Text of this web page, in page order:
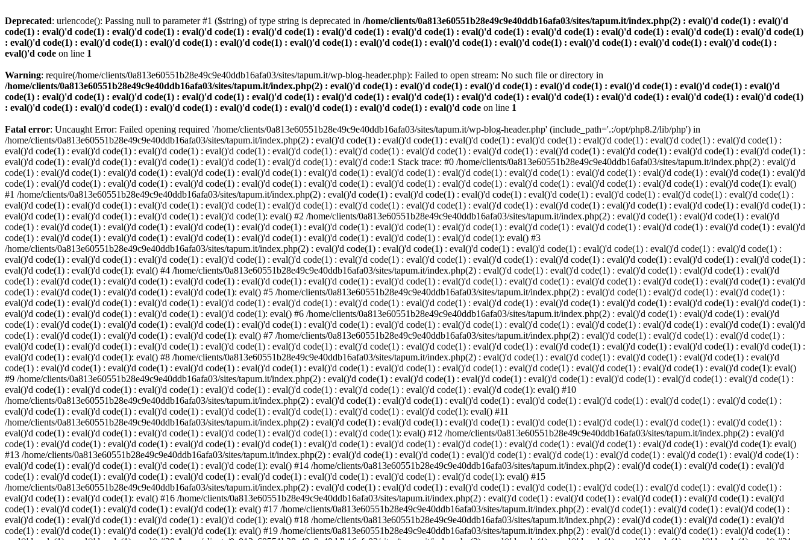
Deprecated: urlencode(): Passing null to parameter #1 ($string) of type string is deprecated in /home/clients/0a813e60551b28e49c9e40ddb16afa03/sites/tapum.it/index.php(2) : eval()'d code(1) : eval()'d
code(1) : eval()'d code(1) : eval()'d code(1) : eval()'d code(1) : eval()'d code(1) : eval()'d code(1) : eval()'d code(1) : eval()'d code(1) : eval()'d code(1) : eval()'d code(1) : eval()'d code(1) : eval()'d code(1)
: eval()'d code(1) : eval()'d code(1) : eval()'d code(1) : eval()'d code(1) : eval()'d code(1) : eval()'d code(1) : eval()'d code(1) : eval()'d code(1) : eval()'d code(1) : eval()'d code(1) : eval()'d code(1) :
eval()'d code on line 1
Warning: require(/home/clients/0a813e60551b28e49c9e40ddb16afa03/sites/tapum.it/wp-blog-header.php): Failed to open stream: No such file or directory in
/home/clients/0a813e60551b28e49c9e40ddb16afa03/sites/tapum.it/index.php(2) : eval()'d code(1) : eval()'d code(1) : eval()'d code(1) : eval()'d code(1) : eval()'d code(1) : eval()'d code(1) : eval()'d
code(1) : eval()'d code(1) : eval()'d code(1) : eval()'d code(1) : eval()'d code(1) : eval()'d code(1) : eval()'d code(1) : eval()'d code(1) : eval()'d code(1) : eval()'d code(1) : eval()'d code(1) : eval()'d code(1)
: eval()'d code(1) : eval()'d code(1) : eval()'d code(1) : eval()'d code(1) : eval()'d code(1) : eval()'d code(1) : eval()'d code on line 1
Fatal error: Uncaught Error: Failed opening required '/home/clients/0a813e60551b28e49c9e40ddb16afa03/sites/tapum.it/wp-blog-header.php' (include_path='.:/opt/php8.2/lib/php') in
/home/clients/0a813e60551b28e49c9e40ddb16afa03/sites/tapum.it/index.php(2) : eval()'d code(1) : eval()'d code(1) : eval()'d code(1) : eval()'d code(1) : eval()'d code(1) : eval()'d code(1) : eval()'d code(1) :
eval()'d code(1) : eval()'d code(1) : eval()'d code(1) : eval()'d code(1) : eval()'d code(1) : eval()'d code(1) : eval()'d code(1) : eval()'d code(1) : eval()'d code(1) : eval()'d code(1) : eval()'d code(1) : eval()'d code(1) :
eval()'d code(1) : eval()'d code(1) : eval()'d code(1) : eval()'d code(1) : eval()'d code(1) : eval()'d code:1 Stack trace: #0 /home/clients/0a813e60551b28e49c9e40ddb16afa03/sites/tapum.it/index.php(2) : eval()'d
code(1) : eval()'d code(1) : eval()'d code(1) : eval()'d code(1) : eval()'d code(1) : eval()'d code(1) : eval()'d code(1) : eval()'d code(1) : eval()'d code(1) : eval()'d code(1) : eval()'d code(1) : eval()'d code(1) : eval()'d
code(1) : eval()'d code(1) : eval()'d code(1) : eval()'d code(1) : eval()'d code(1) : eval()'d code(1) : eval()'d code(1) : eval()'d code(1) : eval()'d code(1) : eval()'d code(1) : eval()'d code(1) : eval()'d code(1): eval()
#1 /home/clients/0a813e60551b28e49c9e40ddb16afa03/sites/tapum.it/index.php(2) : eval()'d code(1) : eval()'d code(1) : eval()'d code(1) : eval()'d code(1) : eval()'d code(1) : eval()'d code(1) : eval()'d code(1) :
eval()'d code(1) : eval()'d code(1) : eval()'d code(1) : eval()'d code(1) : eval()'d code(1) : eval()'d code(1) : eval()'d code(1) : eval()'d code(1) : eval()'d code(1) : eval()'d code(1) : eval()'d code(1) : eval()'d code(1) :
eval()'d code(1) : eval()'d code(1) : eval()'d code(1) : eval()'d code(1): eval() #2 /home/clients/0a813e60551b28e49c9e40ddb16afa03/sites/tapum.it/index.php(2) : eval()'d code(1) : eval()'d code(1) : eval()'d
code(1) : eval()'d code(1) : eval()'d code(1) : eval()'d code(1) : eval()'d code(1) : eval()'d code(1) : eval()'d code(1) : eval()'d code(1) : eval()'d code(1) : eval()'d code(1) : eval()'d code(1) : eval()'d code(1) : eval()'d
code(1) : eval()'d code(1) : eval()'d code(1) : eval()'d code(1) : eval()'d code(1) : eval()'d code(1) : eval()'d code(1) : eval()'d code(1): eval() #3
/home/clients/0a813e60551b28e49c9e40ddb16afa03/sites/tapum.it/index.php(2) : eval()'d code(1) : eval()'d code(1) : eval()'d code(1) : eval()'d code(1) : eval()'d code(1) : eval()'d code(1) : eval()'d code(1) :
eval()'d code(1) : eval()'d code(1) : eval()'d code(1) : eval()'d code(1) : eval()'d code(1) : eval()'d code(1) : eval()'d code(1) : eval()'d code(1) : eval()'d code(1) : eval()'d code(1) : eval()'d code(1) : eval()'d code(1) :
eval()'d code(1) : eval()'d code(1): eval() #4 /home/clients/0a813e60551b28e49c9e40ddb16afa03/sites/tapum.it/index.php(2) : eval()'d code(1) : eval()'d code(1) : eval()'d code(1) : eval()'d code(1) : eval()'d
code(1) : eval()'d code(1) : eval()'d code(1) : eval()'d code(1) : eval()'d code(1) : eval()'d code(1) : eval()'d code(1) : eval()'d code(1) : eval()'d code(1) : eval()'d code(1) : eval()'d code(1) : eval()'d code(1) : eval()'d
code(1) : eval()'d code(1) : eval()'d code(1) : eval()'d code(1): eval() #5 /home/clients/0a813e60551b28e49c9e40ddb16afa03/sites/tapum.it/index.php(2) : eval()'d code(1) : eval()'d code(1) : eval()'d code(1) :
eval()'d code(1) : eval()'d code(1) : eval()'d code(1) : eval()'d code(1) : eval()'d code(1) : eval()'d code(1) : eval()'d code(1) : eval()'d code(1) : eval()'d code(1) : eval()'d code(1) : eval()'d code(1) : eval()'d code(1) :
eval()'d code(1) : eval()'d code(1) : eval()'d code(1) : eval()'d code(1): eval() #6 /home/clients/0a813e60551b28e49c9e40ddb16afa03/sites/tapum.it/index.php(2) : eval()'d code(1) : eval()'d code(1) : eval()'d
code(1) : eval()'d code(1) : eval()'d code(1) : eval()'d code(1) : eval()'d code(1) : eval()'d code(1) : eval()'d code(1) : eval()'d code(1) : eval()'d code(1) : eval()'d code(1) : eval()'d code(1) : eval()'d code(1) : eval()'d
code(1) : eval()'d code(1) : eval()'d code(1) : eval()'d code(1): eval() #7 /home/clients/0a813e60551b28e49c9e40ddb16afa03/sites/tapum.it/index.php(2) : eval()'d code(1) : eval()'d code(1) : eval()'d code(1) :
eval()'d code(1) : eval()'d code(1) : eval()'d code(1) : eval()'d code(1) : eval()'d code(1) : eval()'d code(1) : eval()'d code(1) : eval()'d code(1) : eval()'d code(1) : eval()'d code(1) : eval()'d code(1) : eval()'d code(1) :
eval()'d code(1) : eval()'d code(1): eval() #8 /home/clients/0a813e60551b28e49c9e40ddb16afa03/sites/tapum.it/index.php(2) : eval()'d code(1) : eval()'d code(1) : eval()'d code(1) : eval()'d code(1) : eval()'d
code(1) : eval()'d code(1) : eval()'d code(1) : eval()'d code(1) : eval()'d code(1) : eval()'d code(1) : eval()'d code(1) : eval()'d code(1) : eval()'d code(1) : eval()'d code(1) : eval()'d code(1) : eval()'d code(1): eval()
#9 /home/clients/0a813e60551b28e49c9e40ddb16afa03/sites/tapum.it/index.php(2) : eval()'d code(1) : eval()'d code(1) : eval()'d code(1) : eval()'d code(1) : eval()'d code(1) : eval()'d code(1) : eval()'d code(1) :
eval()'d code(1) : eval()'d code(1) : eval()'d code(1) : eval()'d code(1) : eval()'d code(1) : eval()'d code(1) : eval()'d code(1) : eval()'d code(1): eval() #10
/home/clients/0a813e60551b28e49c9e40ddb16afa03/sites/tapum.it/index.php(2) : eval()'d code(1) : eval()'d code(1) : eval()'d code(1) : eval()'d code(1) : eval()'d code(1) : eval()'d code(1) : eval()'d code(1) :
eval()'d code(1) : eval()'d code(1) : eval()'d code(1) : eval()'d code(1) : eval()'d code(1) : eval()'d code(1) : eval()'d code(1): eval() #11
/home/clients/0a813e60551b28e49c9e40ddb16afa03/sites/tapum.it/index.php(2) : eval()'d code(1) : eval()'d code(1) : eval()'d code(1) : eval()'d code(1) : eval()'d code(1) : eval()'d code(1) : eval()'d code(1) :
eval()'d code(1) : eval()'d code(1) : eval()'d code(1) : eval()'d code(1) : eval()'d code(1) : eval()'d code(1): eval() #12 /home/clients/0a813e60551b28e49c9e40ddb16afa03/sites/tapum.it/index.php(2) : eval()'d
code(1) : eval()'d code(1) : eval()'d code(1) : eval()'d code(1) : eval()'d code(1) : eval()'d code(1) : eval()'d code(1) : eval()'d code(1) : eval()'d code(1) : eval()'d code(1) : eval()'d code(1) : eval()'d code(1): eval()
#13 /home/clients/0a813e60551b28e49c9e40ddb16afa03/sites/tapum.it/index.php(2) : eval()'d code(1) : eval()'d code(1) : eval()'d code(1) : eval()'d code(1) : eval()'d code(1) : eval()'d code(1) : eval()'d code(1) :
eval()'d code(1) : eval()'d code(1) : eval()'d code(1) : eval()'d code(1): eval() #14 /home/clients/0a813e60551b28e49c9e40ddb16afa03/sites/tapum.it/index.php(2) : eval()'d code(1) : eval()'d code(1) : eval()'d
code(1) : eval()'d code(1) : eval()'d code(1) : eval()'d code(1) : eval()'d code(1) : eval()'d code(1) : eval()'d code(1) : eval()'d code(1): eval() #15
/home/clients/0a813e60551b28e49c9e40ddb16afa03/sites/tapum.it/index.php(2) : eval()'d code(1) : eval()'d code(1) : eval()'d code(1) : eval()'d code(1) : eval()'d code(1) : eval()'d code(1) : eval()'d code(1) :
eval()'d code(1) : eval()'d code(1): eval() #16 /home/clients/0a813e60551b28e49c9e40ddb16afa03/sites/tapum.it/index.php(2) : eval()'d code(1) : eval()'d code(1) : eval()'d code(1) : eval()'d code(1) : eval()'d
code(1) : eval()'d code(1) : eval()'d code(1) : eval()'d code(1): eval() #17 /home/clients/0a813e60551b28e49c9e40ddb16afa03/sites/tapum.it/index.php(2) : eval()'d code(1) : eval()'d code(1) : eval()'d code(1) :
eval()'d code(1) : eval()'d code(1) : eval()'d code(1) : eval()'d code(1): eval() #18 /home/clients/0a813e60551b28e49c9e40ddb16afa03/sites/tapum.it/index.php(2) : eval()'d code(1) : eval()'d code(1) : eval()'d
code(1) : eval()'d code(1) : eval()'d code(1) : eval()'d code(1): eval() #19 /home/clients/0a813e60551b28e49c9e40ddb16afa03/sites/tapum.it/index.php(2) : eval()'d code(1) : eval()'d code(1) : eval()'d code(1) :